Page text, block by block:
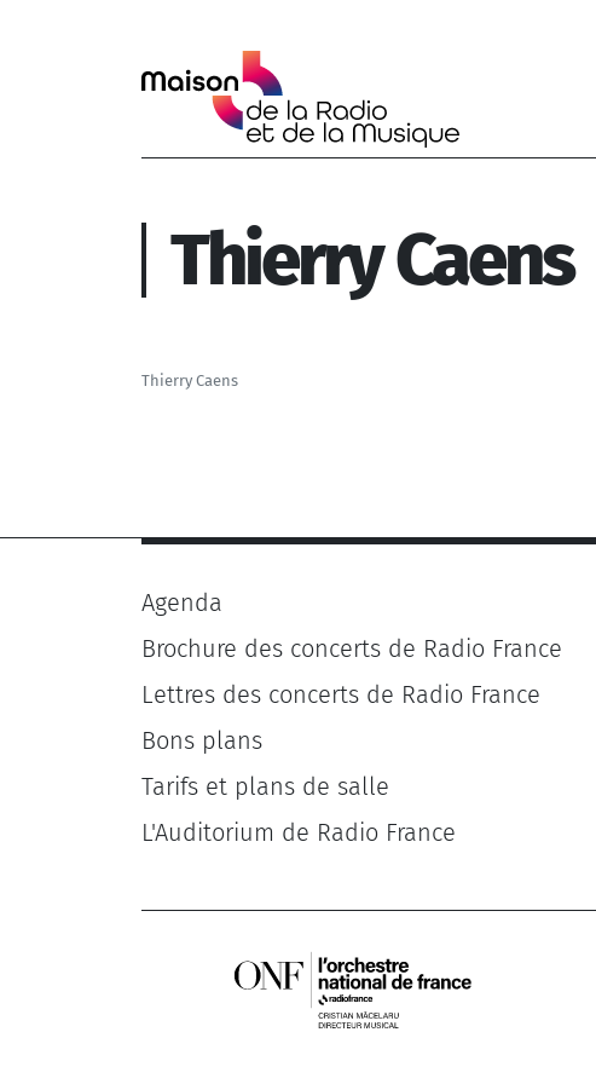
Thierry Caens
Thierry Caens
Agenda
Brochure des concerts de Radio France
Lettres des concerts de Radio France
Bons plans
Tarifs et plans de salle
L'Auditorium de Radio France